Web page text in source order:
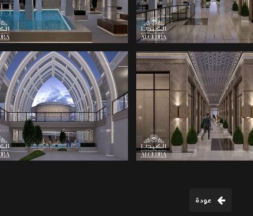
التسوق
التسوق
تصاميم معمارية لمراكز
التسوق
تصاميم معمارية لمراكز
التسوق
عودة